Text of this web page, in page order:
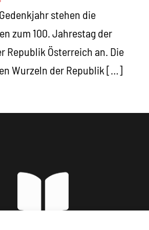
stehen die
zum 100. Jahrestag der
Republik Österreich an. Die
Wurzeln der Republik […]